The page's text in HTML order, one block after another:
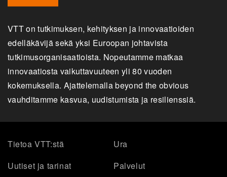
VTT on tutkimuksen, kehityksen ja innovaatioiden
edelläkävijä sekä yksi Euroopan johtavista
tutkimusorganisaatioista. Nopeutamme matkaa
innovaatiosta vaikuttavuuteen yli 80 vuoden
kokemuksella. Ajattelemalla beyond the obvious
vauhditamme kasvua, uudistumista ja resilienssiä.
Tietoa VTT:stä
Ura
Uutiset ja tarinat
Palvelut